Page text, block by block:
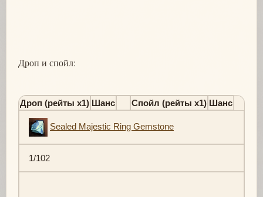
Дроп и спойл:
Дроп (рейты х1) Шанс Спойл (рейты х1) Шанс
Sealed Majestic Ring Gemstone
1/102